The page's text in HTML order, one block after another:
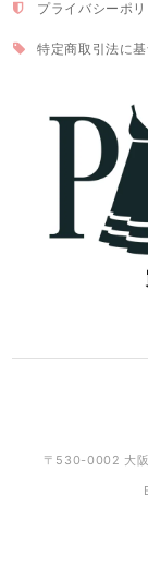
プライバシーポ
特定商取引法に
〒530-0002 大